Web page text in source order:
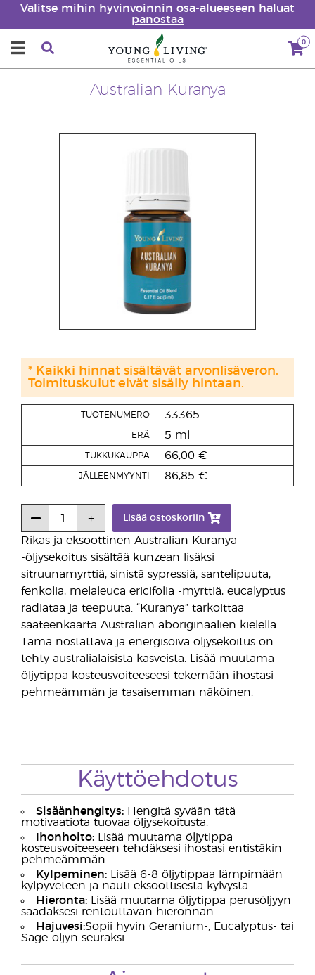
Valitse mihin hyvinvoinnin osa-alueeseen haluat
panostaa
0
Australian Kuranya
Rikas ja eksoottinen Australian Kuranya
-öljysekoitus sisältää kunzean lisäksi
sitruunamyrttiä, sinistä sypressiä, santelipuuta,
fenkolia, melaleuca ericifolia -myrttiä, eucalyptus
radiataa ja teepuuta. “Kuranya” tarkoittaa
saateenkaarta Australian aboriginaalien kielellä.
Tämä nostattava ja energisoiva öljysekoitus on
tehty australialaisista kasveista. Lisää muutama
öljytippa kosteusvoiteeseesi tekemään ihostasi
pehmeämmän ja tasaisemman näköinen.
TUOTENUMERO 33365
ERÄ 5 ml
TUKKUKAUPPA 66,00 €
JÄLLEENMYYNTI 86,85 €
Lisää ostoskoriin
* Kaikki hinnat sisältävät arvonlisäveron.
Toimituskulut eivät sisälly hintaan.
Käyttöehdotus
Sisäänhengitys: Hengitä syvään tätä
motivaatiota tuovaa öljysekoitusta.
Ihonhoito: Lisää muutama öljytippa
kosteusvoiteeseen tehdäksesi ihostasi entistäkin
pehmeämmän.
Kylpeminen: Lisää 6-8 öljytippaa lämpimään
kylpyveteen ja nauti eksoottisesta kylvystä.
Hieronta: Lisää muutama öljytippa perusöljyyn
saadaksesi rentouttavan hieronnan.
Hajuvesi:Sopii hyvin Geranium-, Eucalyptus- tai
Sage-öljyn seuraksi.